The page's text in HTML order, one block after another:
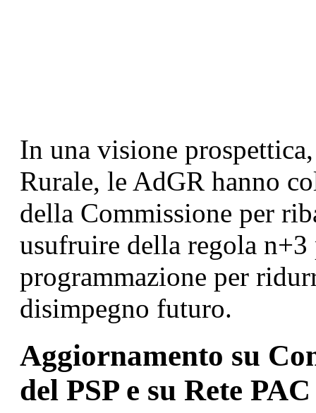
In una visione
Rurale, le AdGR hanno
della Commissione per
usufruire della regola n+3
programmazione per
disimpegno futuro.
Aggiornamento su
del PSP e su Rete PAC